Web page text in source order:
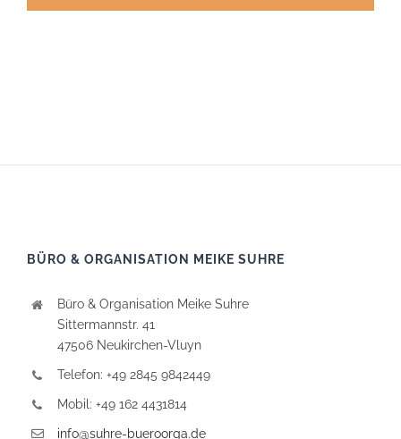
BÜRO & ORGANISATION MEIKE SUHRE
Büro & Organisation Meike Suhre
Sittermannstr. 41
47506 Neukirchen-Vluyn
Telefon: +49 2845 9842449
Mobil: +49 162 4431814
info@suhre-bueroorga.de